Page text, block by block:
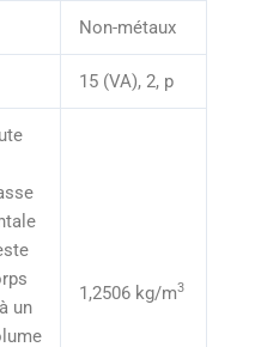
Non-métaux
15 (VA), 2, p
un
1,2506 kg/m3